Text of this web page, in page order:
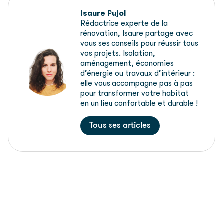
Isaure Pujol
Rédactrice experte de la
rénovation, Isaure partage avec
vous ses conseils pour réussir tous
vos projets. Isolation,
aménagement, économies
d’énergie ou travaux d’intérieur :
elle vous accompagne pas à pas
pour transformer votre habitat
en un lieu confortable et durable !
Tous ses articles